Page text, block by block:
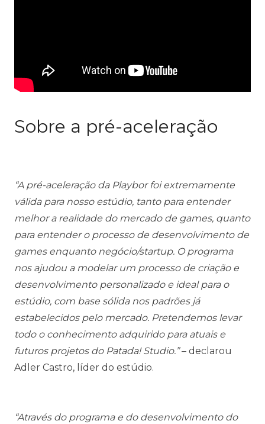
Sobre a pré-aceleração
“A pré-aceleração da Playbor foi extremamente
válida para nosso estúdio, tanto para entender
melhor a realidade do mercado de games, quanto
para entender o processo de desenvolvimento de
games enquanto negócio/startup. O programa
nos ajudou a modelar um processo de criação e
desenvolvimento personalizado e ideal para o
estúdio, com base sólida nos padrões já
estabelecidos pelo mercado. Pretendemos levar
todo o conhecimento adquirido para atuais e
futuros projetos do Patada! Studio.”– declarou
Adler Castro, líder do estúdio.
“Através do programa e do desenvolvimento do